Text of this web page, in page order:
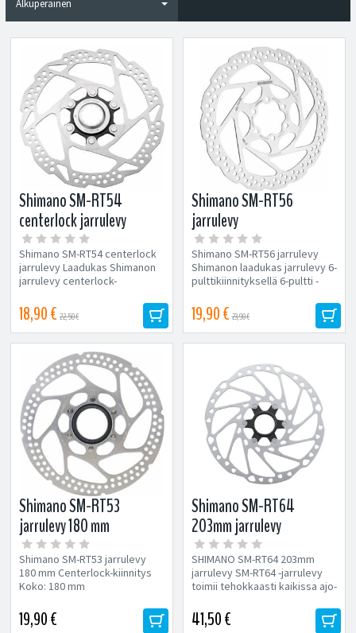
Shimano SM-RT54
centerlock jarrulevy
Shimano SM-RT54 centerlock
jarrulevy Laadukas Shimanon
jarrulevy centerlock-
kiinnitys Saatavilla...
18,90 € 22,50 €
Shimano SM-RT56
jarrulevy
Shimano SM-RT56 jarrulevy
Shimanon laadukas jarrulevy 6-
pulttikiinnityksellä 6-pultti -
19,90 € 23,90 €
Shimano SM-RT53
jarrulevy 180 mm
Shimano SM-RT53 jarrulevy
180 mm Centerlock-kiinnitys
Koko: 180 mm
19,90 €
Shimano SM-RT64
203mm jarrulevy
SHIMANO SM-RT64 203mm
jarrulevy SM-RT64 -jarrulevy
toimii tehokkaasti kaikissa ajo-
lukkorengaskiinnitystä...
41,50 €